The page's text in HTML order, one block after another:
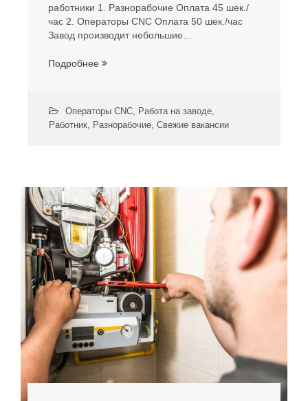
работники 1. Разнорабочие Оплата 45 шек./
час 2. Операторы CNC Оплата 50 шек./час
Завод производит небольшие…
Подробнее
Операторы CNC, Работа на заводе,
Работник, Разнорабочие, Свежие вакансии